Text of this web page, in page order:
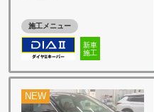
施工メニュー
新車
施工
NEW